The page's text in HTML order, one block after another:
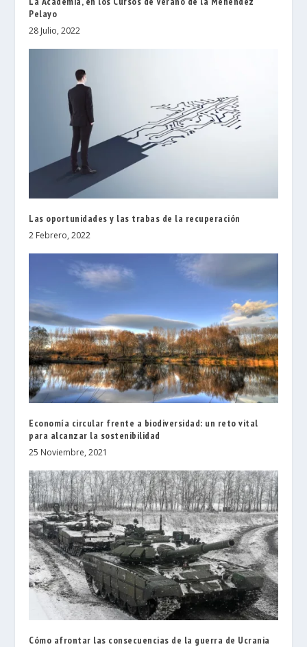
Pelayo
28 Julio, 2022
Las oportunidades y las trabas de la recuperación
2 Febrero, 2022
Economía circular frente a biodiversidad: un reto vital
para alcanzar la sostenibilidad
25 Noviembre, 2021
Cómo afrontar las consecuencias de la guerra de Ucrania